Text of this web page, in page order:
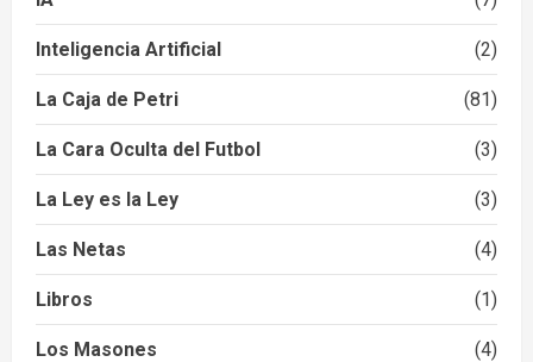
Inteligencia Artificial (2)
La Caja de Petri (81)
La Cara Oculta del Futbol (3)
La Ley es la Ley (3)
Las Netas (4)
Libros (1)
Los Masones (4)